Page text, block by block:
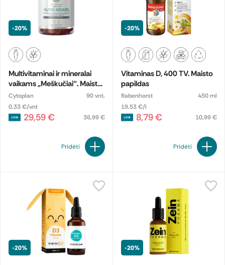
-20%
Multivitaminai ir mineralai
vaikams „Meškučiai“. Maisto
papildas
Cytoplan
90 vnt.
0.33 €/vnt
29,59 € 36,99 €
Pridėti
-20%
Vitaminas D, 400 TV. Maisto
papildas
Rabenhorst
450 ml
19.53 €/l
8,79 € 10,99 €
Pridėti
-20% -20%